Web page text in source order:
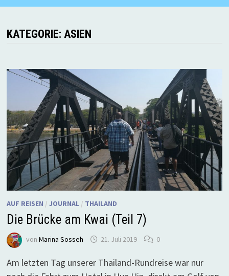
KATEGORIE: ASIEN
AUF REISEN / JOURNAL/ THAILAND
Die Brücke am Kwai (Teil 7)
von Marina Sosseh 21. Juli 2019 0
Am letzten Tag unserer Thailand-Rundreise war nur